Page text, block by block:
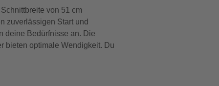
von 51 cm
zuverlässigen Start und
deine Bedürfnisse an. Die
bieten optimale Wendigkeit. Du